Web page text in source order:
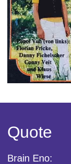
Quote
Brain Eno: